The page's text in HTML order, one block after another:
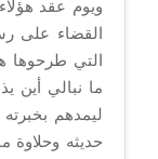
ويوم عقد
القضاء على
التي طرحوها
ما نبالي
ليمدهم
حديثه وحلاوة